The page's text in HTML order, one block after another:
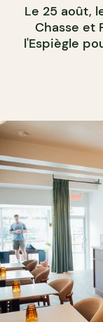
Le 25 août,
Chasse et
l'Espiègle